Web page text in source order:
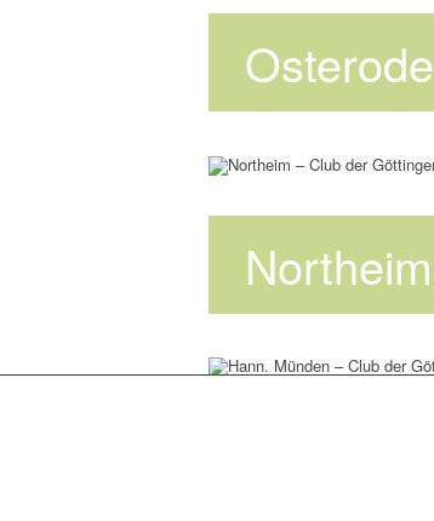
Osterode
Northeim